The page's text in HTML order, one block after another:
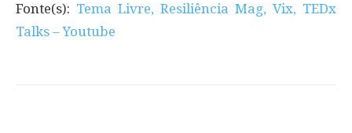
Fonte(s): Tema Livre, Resiliência Mag, Vix, TEDx
Talks – Youtube